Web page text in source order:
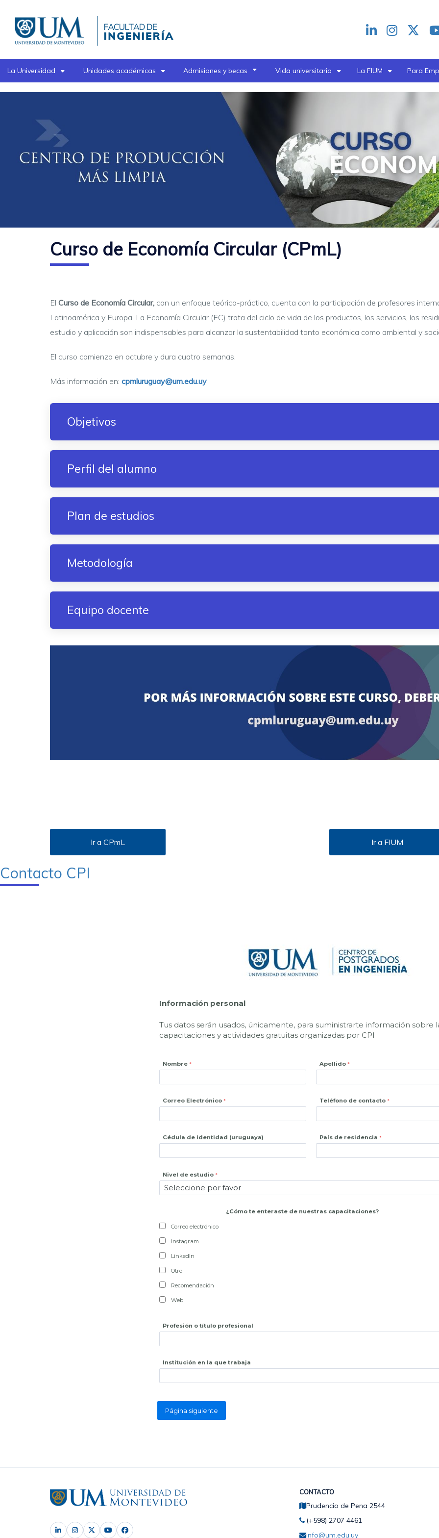
contenido
principal
Redes
header
La Universidad Unidades académicas Admisiones y becas Vida universitaria La FIUM Para
Curso de Economía Circular (CPmL)
El Curso de Economía Circular, con un enfoque teórico-práctico, cuenta con la participación de profesores
Latinoamérica y Europa. La Economía Circular (EC) trata del ciclo de vida de los productos, los servicios, los
estudio y aplicación son indispensables para alcanzar la sustentabilidad tanto económica como ambiental y
El curso comienza en octubre y dura cuatro semanas.
Más información en: cpmluruguay@um.edu.uy
Objetivos
Perfil del alumno
Plan de estudios
Metodología
Equipo docente
Ir a CPmL Ir a FIUM
Contacto CPI
Información personal
Tus datos serán usados, únicamente, para suministrarte información sobre
capacitaciones y actividades gratuitas organizadas por CPI
Nombre Apellido
Correo Electrónico Teléfono de contacto
Cédula de identidad (uruguaya) País de residencia
Nivel de estudio
¿Cómo te enteraste de nuestras capacitaciones?
Correo electrónico
Instagram
LinkedIn
Otro
Recomendación
Web
Profesión o título profesional
Institución en la que trabaja
CONTACTO
Prudencio de Pena 2544
(+598) 2707 4461
info@um.edu.uy